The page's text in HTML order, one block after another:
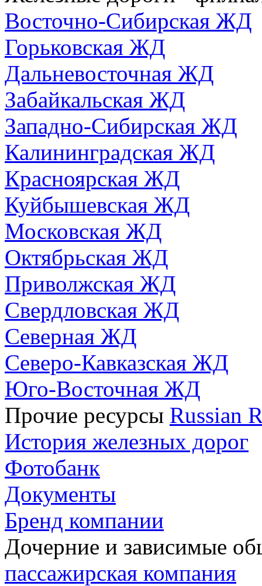
Восточно-Сибирская ЖД
Горьковская ЖД
Дальневосточная ЖД
Забайкальская ЖД
Западно-Сибирская ЖД
Калининградская ЖД
Красноярская ЖД
Куйбышевская ЖД
Московская ЖД
Октябрьская ЖД
Приволжская ЖД
Свердловская ЖД
Северная ЖД
Северо-Кавказская ЖД
Юго-Восточная ЖД
Прочие ресурсы Russian
История железных дорог
Фотобанк
Документы
Бренд компании
Дочерние и зависимые
пассажирская компания